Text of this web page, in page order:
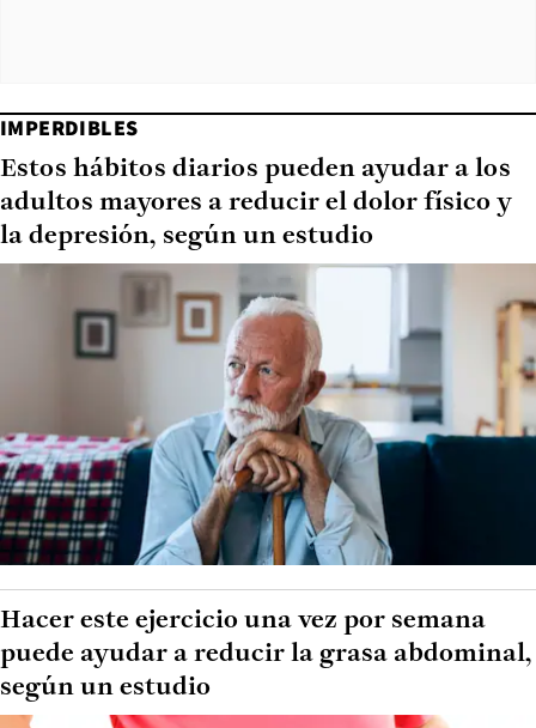
IMPERDIBLES
Estos hábitos diarios pueden ayudar a los
adultos mayores a reducir el dolor físico y
la depresión, según un estudio
Hacer este ejercicio una vez por semana
puede ayudar a reducir la grasa abdominal,
según un estudio